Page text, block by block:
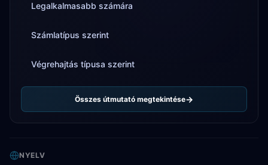
Legalkalmasabb számára
Számlatípus szerint
Végrehajtás típusa szerint
Összes útmutató megtekintése
NYELV